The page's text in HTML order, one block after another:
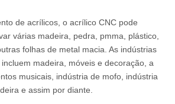
de acrílicos, o acrílico CNC pode
várias madeira, pedra, pmma, plástico,
folhas de metal macia. As indústrias
madeira, móveis e decoração, a
musicais, indústria de mofo, indústria
e assim por diante.